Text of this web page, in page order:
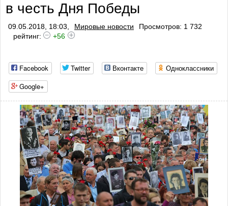
в честь Дня Победы
09.05.2018, 18:03, Мировые новости
Просмотров: 1 732
рейтинг:
+56
Facebook Twitter Вконтакте
Одноклассники
Google+